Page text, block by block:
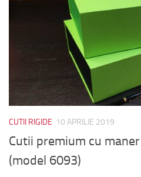
CUTII RIGIDE 10 APRILIE 2019
Cutii premium cu
(model 6093)